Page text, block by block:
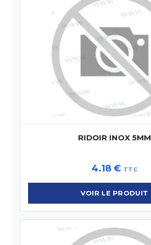
RIDOIR INOX 5MM
4.18 € TTC
VOIR LE PRODUIT